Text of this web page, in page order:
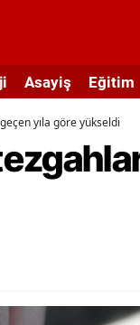
Asayiş Eğitim
yıla göre yükseldi